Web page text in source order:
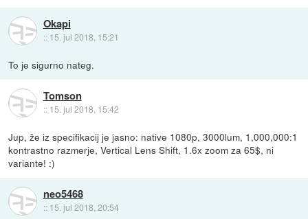
Okapi
:: 15. jul 2018, 15:21
To je sigurno nateg.
Tomson
:: 15. jul 2018, 15:42
Jup, že iz specifikacij je jasno: native 1080p, 3000lum, 1,000,000:1
kontrastno razmerje, Vertical Lens Shift, 1.6x zoom za 65$, ni
variante! :)
neo5468
:: 15. jul 2018, 20:54